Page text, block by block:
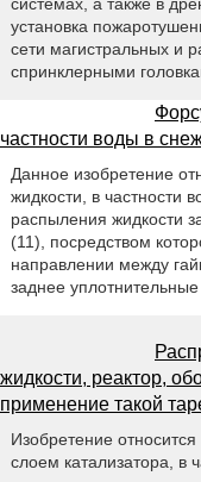
установка
сети магистральных и
спринклерными
частности воды в
Данное изобретение
жидкости, в частности
распыления жидкости
(11), посредством
направлении между
заднее
жидкости, реактор,
применение такой
Изобретение
слоем катализатора, в